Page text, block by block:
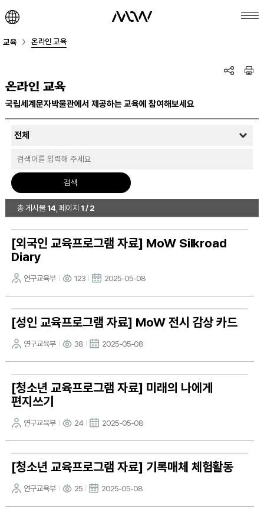
교육 온라인 교육
온라인 교육
국립세계문자박물관에서 제공하는 교육에 참여해보세요
총 게시물 14 , 페이지 1 / 2
[외국인 교육프로그램 자료] MoW Silkroad
Diary
연구교육부 123 2025-05-08
[성인 교육프로그램 자료] MoW 전시 감상 카드
연구교육부 38 2025-05-08
[청소년 교육프로그램 자료] 미래의 나에게
편지쓰기
연구교육부 24 2025-05-08
[청소년 교육프로그램 자료] 기록매체 체험활동
연구교육부 25 2025-05-08